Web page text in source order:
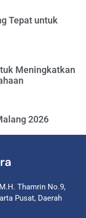
Tepat untuk
Meningkatkan
2026
Thamrin No.9,
Pusat, Daerah